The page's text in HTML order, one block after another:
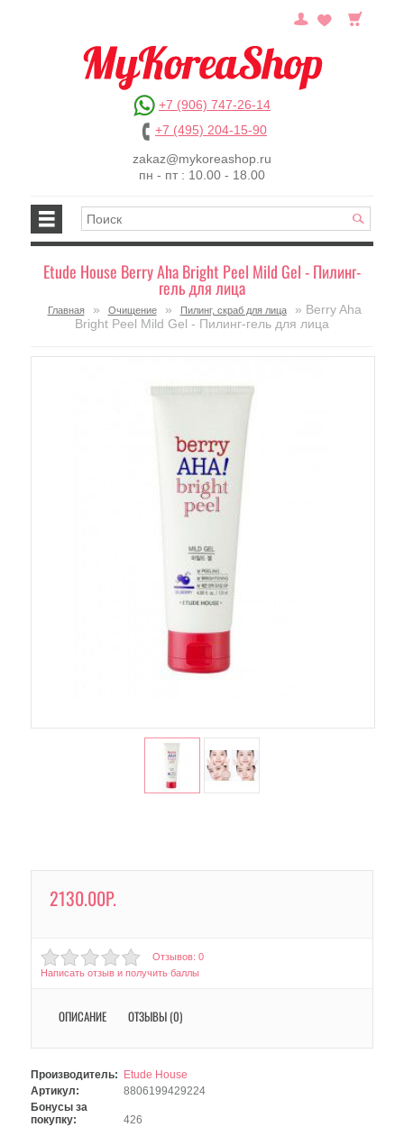
+7 (906) 747-26-14
+7 (495) 204-15-90
zakaz@mykoreashop.ru
пн - пт : 10.00 - 18.00
Etude House Berry Aha Bright Peel Mild Gel - Пилинг-
гель для лица
Главная » Очищение » Пилинг, скраб для лица
» Berry Aha
Bright Peel Mild Gel - Пилинг-гель для лица
2130.00Р.
Отзывов: 0
Написать отзыв и получить баллы
ОПИСАНИЕ ОТЗЫВЫ (0)
Производитель:
Etude House
Артикул:
8806199429224
Бонусы за
покупку:
426